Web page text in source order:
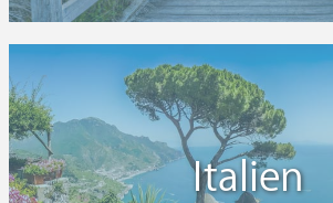
Italien